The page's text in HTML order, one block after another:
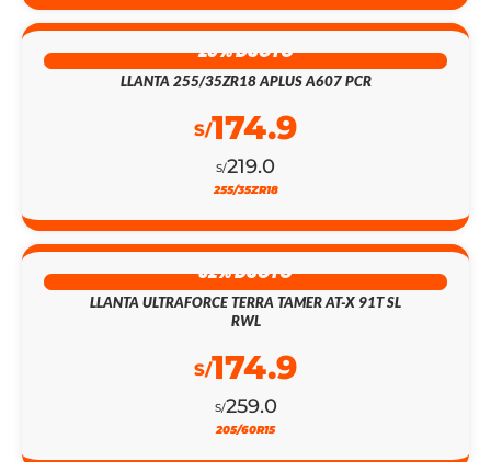
20% DSCTO
LLANTA 255/35ZR18 APLUS A607 PCR
S/219.0
S/174.9
255/35ZR18
32% DSCTO
LLANTA ULTRAFORCE TERRA TAMER AT-X 91T SL
RWL
S/259.0
S/174.9
205/60R15